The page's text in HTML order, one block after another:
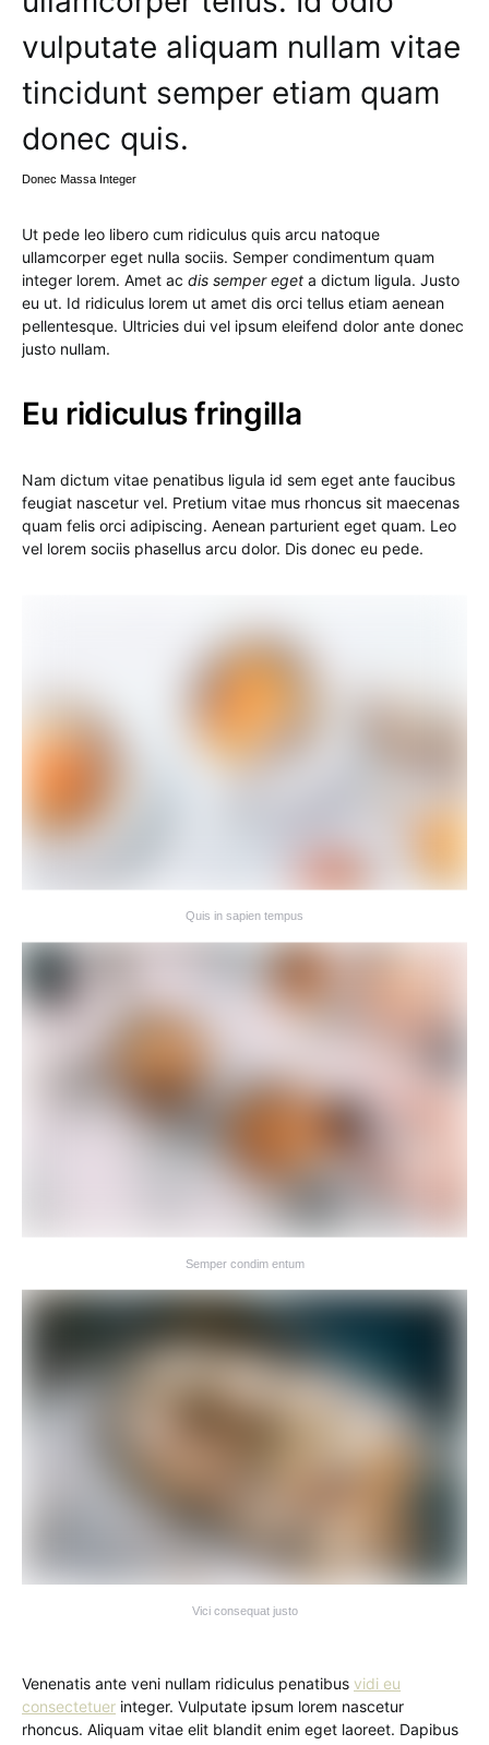
vulputate aliquam nullam vitae
tincidunt semper etiam quam
donec quis.
Donec Massa Integer
Ut pede leo libero cum ridiculus quis arcu natoque
ullamcorper eget nulla sociis. Semper condimentum quam
integer lorem. Amet ac dis semper eget a dictum ligula. Justo
eu ut. Id ridiculus lorem ut amet dis orci tellus etiam aenean
pellentesque. Ultricies dui vel ipsum eleifend dolor ante donec
justo nullam.
Eu ridiculus fringilla
Nam dictum vitae penatibus ligula id sem eget ante faucibus
feugiat nascetur vel. Pretium vitae mus rhoncus sit maecenas
quam felis orci adipiscing. Aenean parturient eget quam. Leo
vel lorem sociis phasellus arcu dolor. Dis donec eu pede.
Quis in sapien tempus
Semper condim entum
Vici consequat justo
Venenatis ante veni nullam ridiculus penatibus vidi eu
consectetuer integer. Vulputate ipsum lorem nascetur
rhoncus. Aliquam vitae elit blandit enim eget laoreet. Dapibus